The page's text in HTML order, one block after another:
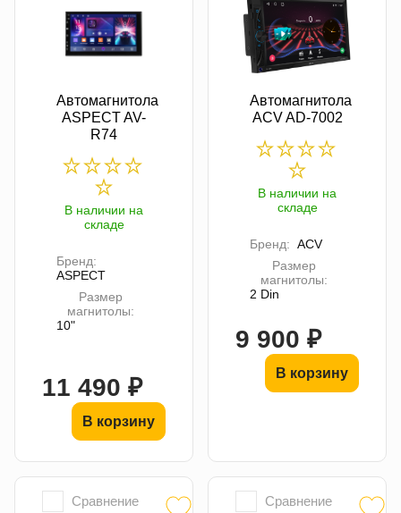
Автомагнитола
ASPECT AV-
R74
В наличии на
складе
Бренд:
ASPECT
Размер
магнитолы:
10"
11 490 ₽
В корзину
Автомагнитола
ACV AD-7002
В наличии на
складе
Бренд: ACV
Размер
магнитолы:
2 Din
9 900 ₽
В корзину
Сравнение Сравнение